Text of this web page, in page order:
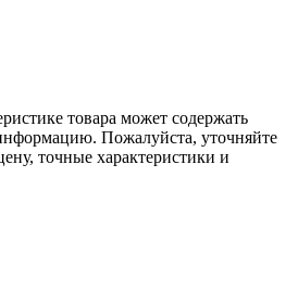
товара может содержать
Пожалуйста, уточняйте
точные характеристики и